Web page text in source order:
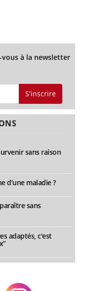
vous à la newsletter
S'inscrire
sans raison
d’une maladie ?
sans
adaptés, c'est